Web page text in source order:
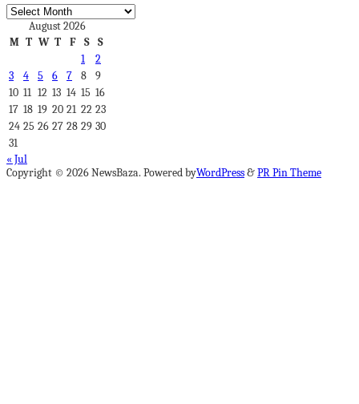
Archives
August 2026
M T W T F S
S
1
2
3
4 5 6 7 8
9
10 11 12 13 14 15 16
17 18 19 20 21 22 23
24 25 26 27 28 29 30
31
« Jul
Copyright © 2026 NewsBaza. Powered byWordPress&PR Pin Theme